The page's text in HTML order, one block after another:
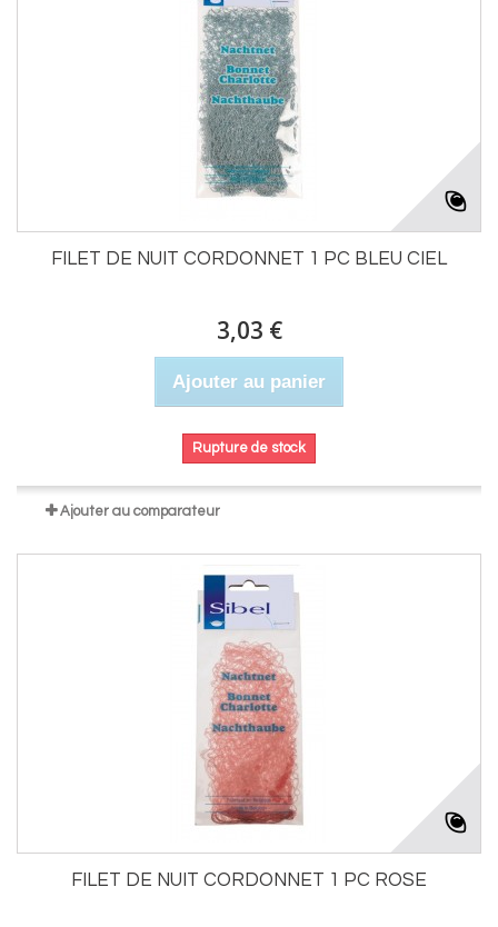
FILET DE NUIT CORDONNET 1 PC BLEU CIEL
3,03 €
Ajouter au panier
Rupture de stock
Ajouter au comparateur
FILET DE NUIT CORDONNET 1 PC ROSE